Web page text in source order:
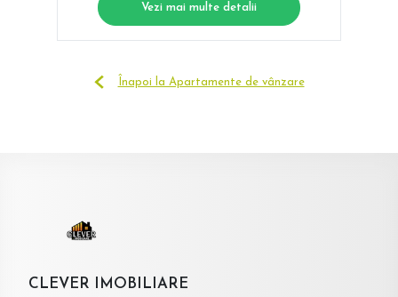
Vezi mai multe detalii
Înapoi la Apartamente de vânzare
CLEVER IMOBILIARE